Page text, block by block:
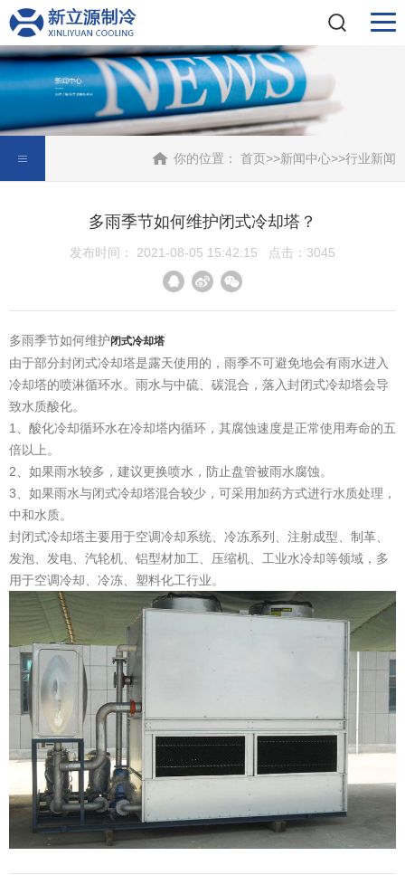
你的位置： 首页>>新闻中心>>行业新闻
多雨季节如何维护闭式冷却塔？
发布时间： 2021-08-05 15:42:15 点击：3045
多雨季节如何维护闭式冷却塔
由于部分封闭式冷却塔是露天使用的，雨季不可避免地会有雨水进入
冷却塔的喷淋循环水。雨水与中硫、碳混合，落入封闭式冷却塔会导
致水质酸化。
1、酸化冷却循环水在冷却塔内循环，其腐蚀速度是正常使用寿命的五
倍以上。
2、如果雨水较多，建议更换喷水，防止盘管被雨水腐蚀。
3、如果雨水与闭式冷却塔混合较少，可采用加药方式进行水质处理，
中和水质。
封闭式冷却塔主要用于空调冷却系统、冷冻系列、注射成型、制革、
发泡、发电、汽轮机、铝型材加工、压缩机、工业水冷却等领域，多
用于空调冷却、冷冻、塑料化工行业。